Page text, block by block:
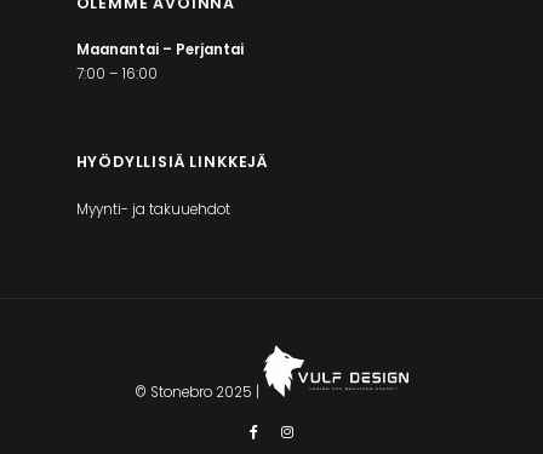
Maanantai – Perjantai
7:00 – 16:00
HYÖDYLLISIÄ LINKKEJÄ
Myynti- ja takuuehdot
© Stonebro 2025 |